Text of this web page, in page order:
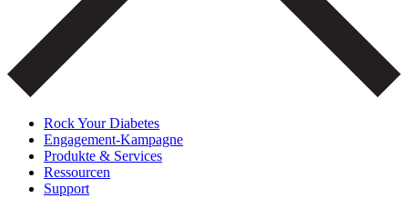
Rock Your Diabetes
Engagement-Kampagne
Produkte & Services
Ressourcen
Support